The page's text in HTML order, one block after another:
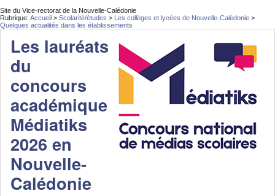
Site du Vice-rectorat de la Nouvelle-Calédonie
Rubrique: Accueil > Scolarité/études > Les collèges et lycées de Nouvelle-Calédonie >
Quelques actualités dans les établissements
Les lauréats
du
concours
académique
Médiatiks
2026 en
Nouvelle-
Calédonie